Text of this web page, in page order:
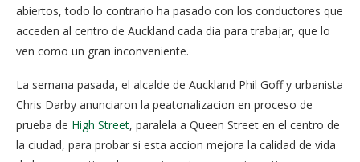
abiertos, todo lo contrario ha pasado con los conductores que
acceden al centro de Auckland cada dia para trabajar, que lo
ven como un gran inconveniente.
La semana pasada, el alcalde de Auckland Phil Goff y urbanista
Chris Darby anunciaron la peatonalizacion en proceso de
prueba de High Street, paralela a Queen Street en el centro de
la ciudad, para probar si esta accion mejora la calidad de vida